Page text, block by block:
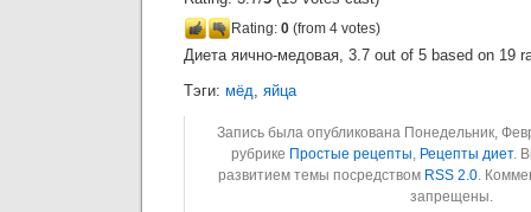
Rating: 0 (from 4 votes)
Диета яично-медовая, 3.7 out of 5 based on 19
Тэги: мёд, яйца
Запись была опубликована Понедельник,
рубрике Простые рецепты, Рецепты диет.
развитием темы посредством RSS 2.0.
запрещены.